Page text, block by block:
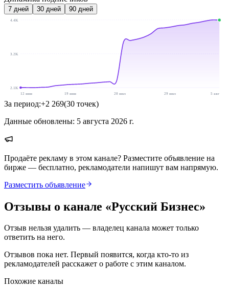
7 дней 30 дней 90 дней
4.4K
3.2K
2.1K
12 июн
19 июн 20 июл 29 июл 5 авг
За период:+2 269(30 точек)
Данные обновлены: 5 августа 2026 г.
Продаёте рекламу в этом канале? Разместите объявление на
бирже — бесплатно, рекламодатели напишут вам напрямую.
Разместить объявление
Отзывы о канале «Русский Бизнес»
Отзыв нельзя удалить — владелец канала может только
ответить на него.
Отзывов пока нет. Первый появится, когда кто-то из
рекламодателей расскажет о работе с этим каналом.
Похожие каналы